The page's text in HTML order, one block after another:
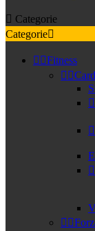
 Categorie
Categorie
 Fitness
 



 